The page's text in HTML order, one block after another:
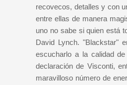
recovecos, detalles y con
entre ellas de manera
uno no sabe si quien está
David Lynch. "Blackstar"
escucharlo a la calidad
declaración de Visconti,
maravilloso número de